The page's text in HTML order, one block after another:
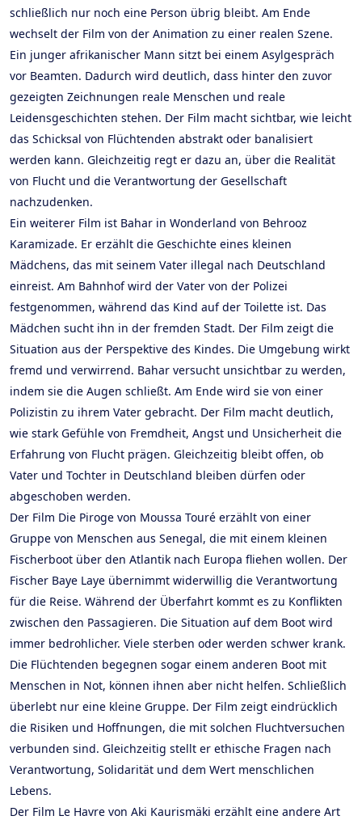
schließlich nur noch eine Person übrig bleibt. Am Ende
wechselt der Film von der Animation zu einer realen Szene.
Ein junger afrikanischer Mann sitzt bei einem Asylgespräch
vor Beamten. Dadurch wird deutlich, dass hinter den zuvor
gezeigten Zeichnungen reale Menschen und reale
Leidensgeschichten stehen. Der Film macht sichtbar, wie leicht
das Schicksal von Flüchtenden abstrakt oder banalisiert
werden kann. Gleichzeitig regt er dazu an, über die Realität
von Flucht und die Verantwortung der Gesellschaft
nachzudenken.
Ein weiterer Film ist Bahar in Wonderland von Behrooz
Karamizade. Er erzählt die Geschichte eines kleinen
Mädchens, das mit seinem Vater illegal nach Deutschland
einreist. Am Bahnhof wird der Vater von der Polizei
festgenommen, während das Kind auf der Toilette ist. Das
Mädchen sucht ihn in der fremden Stadt. Der Film zeigt die
Situation aus der Perspektive des Kindes. Die Umgebung wirkt
fremd und verwirrend. Bahar versucht unsichtbar zu werden,
indem sie die Augen schließt. Am Ende wird sie von einer
Polizistin zu ihrem Vater gebracht. Der Film macht deutlich,
wie stark Gefühle von Fremdheit, Angst und Unsicherheit die
Erfahrung von Flucht prägen. Gleichzeitig bleibt offen, ob
Vater und Tochter in Deutschland bleiben dürfen oder
abgeschoben werden.
Der Film Die Piroge von Moussa Touré erzählt von einer
Gruppe von Menschen aus Senegal, die mit einem kleinen
Fischerboot über den Atlantik nach Europa fliehen wollen. Der
Fischer Baye Laye übernimmt widerwillig die Verantwortung
für die Reise. Während der Überfahrt kommt es zu Konflikten
zwischen den Passagieren. Die Situation auf dem Boot wird
immer bedrohlicher. Viele sterben oder werden schwer krank.
Die Flüchtenden begegnen sogar einem anderen Boot mit
Menschen in Not, können ihnen aber nicht helfen. Schließlich
überlebt nur eine kleine Gruppe. Der Film zeigt eindrücklich
die Risiken und Hoffnungen, die mit solchen Fluchtversuchen
verbunden sind. Gleichzeitig stellt er ethische Fragen nach
Verantwortung, Solidarität und dem Wert menschlichen
Lebens.
Der Film Le Havre von Aki Kaurismäki erzählt eine andere Art